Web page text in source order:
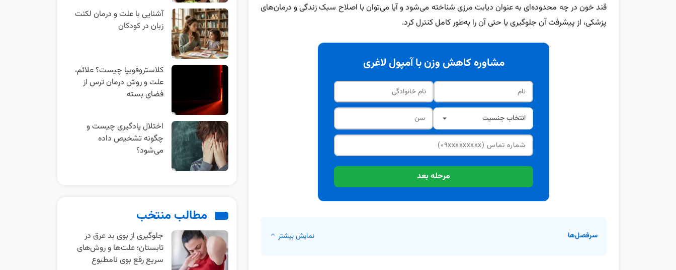
قند خون در چه محدوده‌ای به عنوان دیابت مرزی شناخته می‌شود و آیا می‌توان با اصلاح سبک زندگی و درمان‌های
پزشکی، از پیشرفت آن جلوگیری یا حتی آن را به‌طور کامل کنترل کرد.
مشاوره کاهش وزن با آمپول لاغری
مرحله بعد
سرفصل‌ها نمایش بیشتر
آشنایی با علت و درمان لکنت
زبان در کودکان
کلاستروفوبیا چیست؟ علائم،
علت و روش درمان ترس از
فضای بسته
اختلال یادگیری چیست و
چگونه تشخیص داده
می‌شود؟
مطالب منتخب
جلوگیری از بوی بد عرق در
تابستان؛ علت‌ها و روش‌های
سریع رفع بوی نامطبوع